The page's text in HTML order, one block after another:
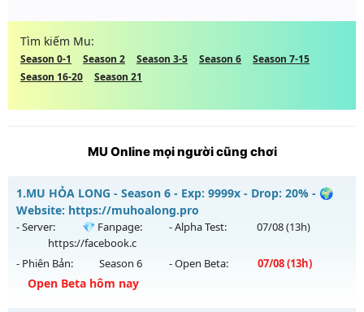
Tìm kiếm Mu:
Season 0-1 Season 2 Season 3-5 Season 6
Season 7-15
Season 16-20
Season 21
MU Online mọi người cũng chơi
1.MU HỎA LONG - Season 6 - Exp: 9999x - Drop: 20% - 🌍
Website: https://muhoalong.pro
- Server:
💎 Fanpage:
https://facebook.c
- Alpha Test: 07/08(13h)
- Phiên Bản: Season 6 - Open Beta: 07/08(13h)
Open Beta hôm nay